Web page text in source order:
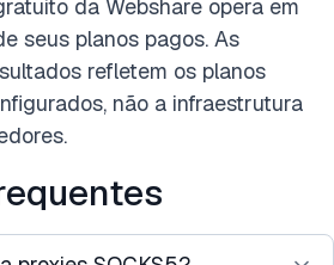
da Webshare opera em
seus planos pagos. As
refletem os planos
não a infraestrutura